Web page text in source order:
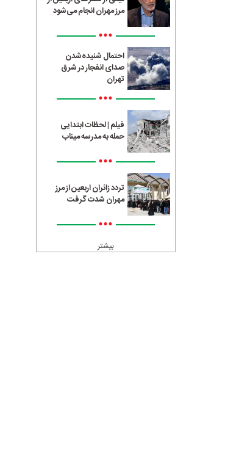
مرز مهران انجام می‌شود
•••
احتمال شنیده‌شدن
صدای انفجار در شرق
تهران
•••
فیلم | لحظات ابتدایی
حمله به مدرسه میناب
•••
تردد زائران اربعین از مرز
مهران شدت گرفت
•••
بیشتر